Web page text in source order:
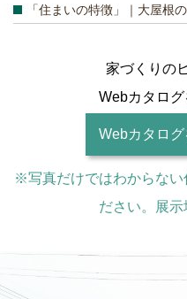
「住まいの特徴」｜大屋根
家づくりの
Webカタロ
Webカタロ
※写真だけではわからない
ださい。展示